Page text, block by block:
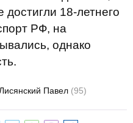
18-летнего
РФ, на
однако
Павел (95)